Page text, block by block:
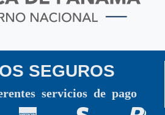
SEGUROS
servicios de pago